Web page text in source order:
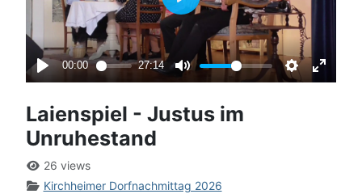
Laienspiel - Justus im
Unruhestand
26 views
Kirchheimer Dorfnachmittag 2026